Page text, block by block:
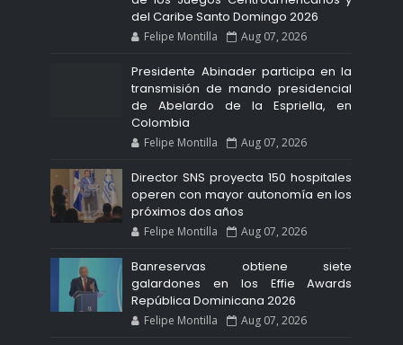
del Caribe Santo Domingo 2026
Felipe Montilla Aug 07, 2026
Presidente Abinader participa en la
transmisión de mando presidencial
de Abelardo de la Espriella, en
Colombia
Felipe Montilla Aug 07, 2026
Director SNS proyecta 150 hospitales
operen con mayor autonomía en los
próximos dos años
Felipe Montilla Aug 07, 2026
Banreservas obtiene siete
galardones en los Effie Awards
República Dominicana 2026
Felipe Montilla Aug 07, 2026